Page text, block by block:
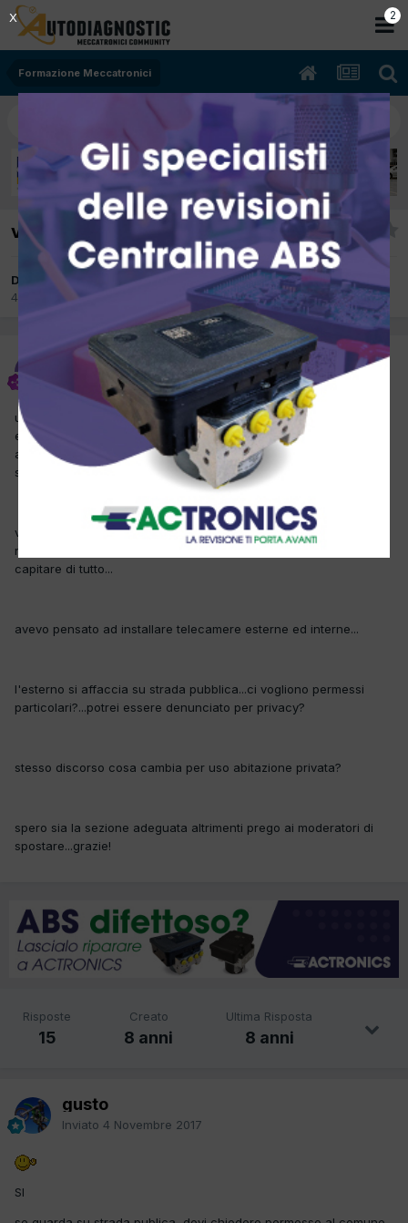
Formazione Meccatronici
videosorveglianza
Da remix
4 Novembre 2017
Formazione Meccatronici
remix
Inviato 4 Novembre 2017
un saluto a tutti...purtroppo ultimamente mi è successo un
episodio che mi ha fatto riflettere...una vettura parcheggiata
all'esterno del locale su strada pubblica la mattina lo trovata con
specchio esterno a due pezzi...
vandalismo notturno o dispetto di qualcuno?...da premettere che
non ho discusso con nessuno ma nel nostro lavoro può sempre
capitare di tutto...
avevo pensato ad installare telecamere esterne ed interne...
l'esterno si affaccia su strada pubblica...ci vogliono permessi
particolari?...potrei essere denunciato per privacy?
stesso discorso cosa cambia per uso abitazione privata?
spero sia la sezione adeguata altrimenti prego ai moderatori di
spostare...grazie!
Risposte
15
Creato
8 anni
Ultima Risposta
8 anni
gusto
Inviato 4 Novembre 2017
SI
1
X